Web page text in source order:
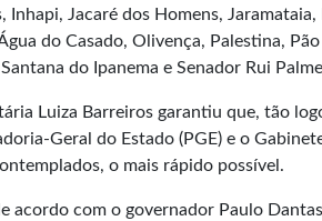
Inhapi, Jacaré dos Homens,
do Casado, Olivença, Palestina,
do Ipanema e Senador Rui
Luiza Barreiros garantiu que, tão
Geral do Estado (PGE) e o
o mais rápido possível.
acordo com o governador Paulo